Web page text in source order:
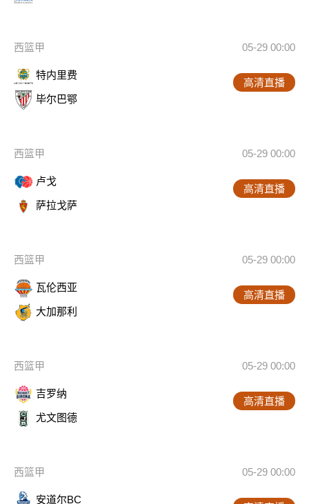
西篮甲 05-29 00:00
特内里费
毕尔巴鄂
高清直播
西篮甲 05-29 00:00
卢戈
萨拉戈萨
高清直播
西篮甲 05-29 00:00
瓦伦西亚
大加那利
高清直播
西篮甲 05-29 00:00
吉罗纳
尤文图德
高清直播
西篮甲 05-29 00:00
安道尔BC